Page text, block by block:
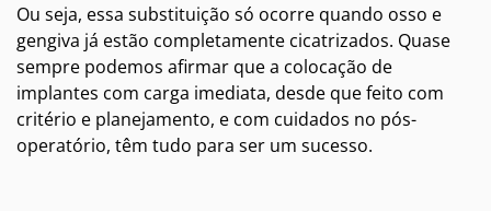
Ou seja, essa substituição só ocorre quando osso e
gengiva já estão completamente cicatrizados. Quase
sempre podemos afirmar que a colocação de
implantes com carga imediata, desde que feito com
critério e planejamento, e com cuidados no pós-
operatório, têm tudo para ser um sucesso.